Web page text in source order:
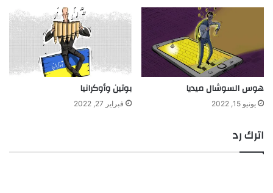
هوس السوشال ميديا
يونيو 15, 2022
بوتين وأوكرانيا
فبراير 27, 2022
اترك رد